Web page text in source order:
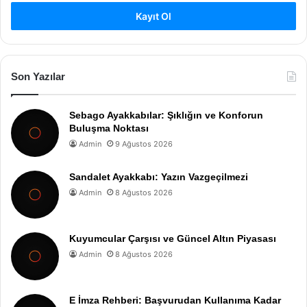
Kayıt Ol
Son Yazılar
Sebago Ayakkabılar: Şıklığın ve Konforun
Buluşma Noktası
Admin 9 Ağustos 2026
Sandalet Ayakkabı: Yazın Vazgeçilmezi
Admin 8 Ağustos 2026
Kuyumcular Çarşısı ve Güncel Altın Piyasası
Admin 8 Ağustos 2026
E İmza Rehberi: Başvurudan Kullanıma Kadar